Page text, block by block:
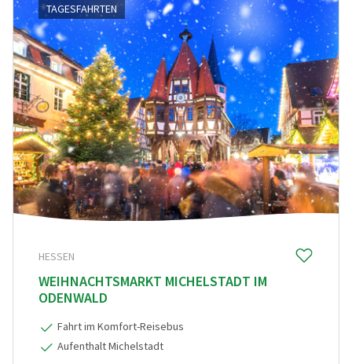
REISEDAUER
TAGESFAHRTEN
HESSEN
WEIHNACHTSMARKT MICHELSTADT IM
ODENWALD
Fahrt im Komfort-Reisebus
Aufenthalt Michelstadt